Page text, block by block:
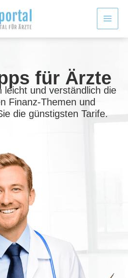
für Ärzte
leicht und verständlich die
Finanz-Themen und
die günstigsten Tarife.